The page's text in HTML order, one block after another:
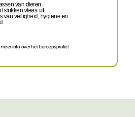
van dieren.
stukken vlees uit.
van veiligheid, hygiëne en
info over het beroepsprofiel.